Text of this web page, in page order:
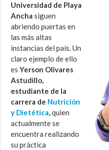
Universidad de Playa
Ancha siguen
abriendo puertas en
las más altas
instancias del país. Un
claro ejemplo de ello
esYerson Olivares
Astudillo,
estudiante de la
carrera de Nutrición
y Dietética,quien
actualmente se
encuentra realizando
su práctica